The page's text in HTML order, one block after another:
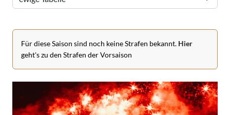
Für diese Saison sind noch keine Strafen bekannt. Hier
geht's zu den Strafen der Vorsaison